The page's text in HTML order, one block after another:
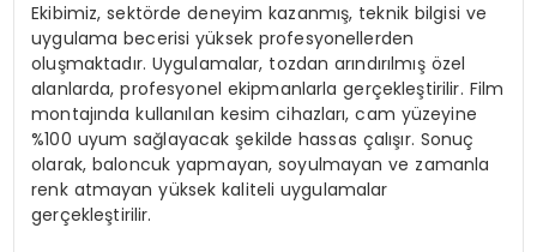
Ekibimiz, sektörde deneyim kazanmış, teknik bilgisi ve
uygulama becerisi yüksek profesyonellerden
oluşmaktadır. Uygulamalar, tozdan arındırılmış özel
alanlarda, profesyonel ekipmanlarla gerçekleştirilir. Film
montajında kullanılan kesim cihazları, cam yüzeyine
%100 uyum sağlayacak şekilde hassas çalışır. Sonuç
olarak, baloncuk yapmayan, soyulmayan ve zamanla
renk atmayan yüksek kaliteli uygulamalar
gerçekleştirilir.